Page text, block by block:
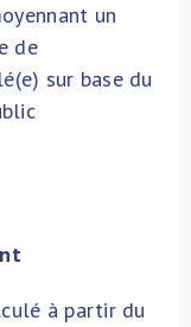
un
de
sur base du
à partir du